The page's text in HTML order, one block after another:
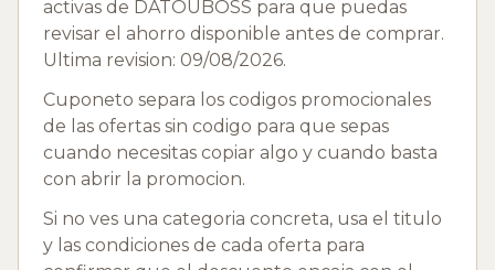
activas de DATOUBOSS para que puedas
revisar el ahorro disponible antes de comprar.
Ultima revision: 09/08/2026.
Cuponeto separa los codigos promocionales
de las ofertas sin codigo para que sepas
cuando necesitas copiar algo y cuando basta
con abrir la promocion.
Si no ves una categoria concreta, usa el titulo
y las condiciones de cada oferta para